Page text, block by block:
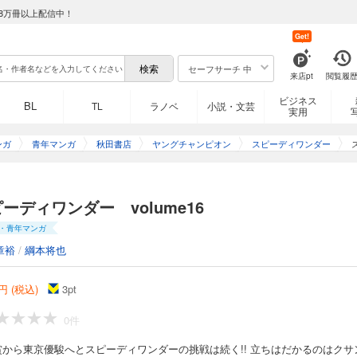
冊以上配信中！
セーフサーチ 中
来店pt
Get!
閲覧履歴
BL TL ラノベ 小説・文芸
ビジネス
実用
ガ 青年マンガ 秋田書店 ヤングチャンピオン スピーディワンダー
ーディワンダー volume16
青年マンガ
裕 / 綱本将也
(税込) 3pt
0件
ら東京優駿へとスピーディワンダーの挑戦は続く!! 立ちはだかるのはクサ
volume06
賞。キングは勝てるのか!? そして大資本牧場オーナー・涼香が真黄のイエロー
ー volume07
を務めるため海を渡ったポップチューン。いつの間にか世界最高峰のレースに参